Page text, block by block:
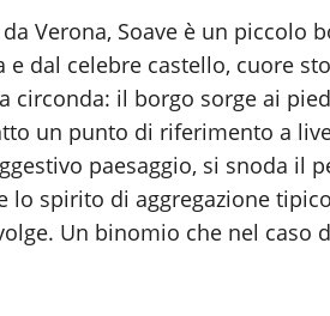
Verona, Soave è un piccolo
dal celebre castello, cuore
circonda: il borgo sorge ai
un punto di riferimento a
paesaggio, si snoda il
lo spirito di aggregazione
Un binomio che nel caso